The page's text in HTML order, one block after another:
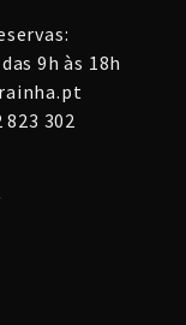
9h às 18h
823 302